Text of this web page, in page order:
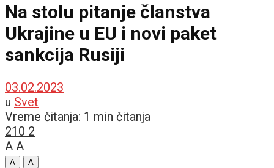
Na stolu pitanje članstva
Ukrajine u EU i novi paket
sankcija Rusiji
03.02.2023
u Svet
Vreme čitanja: 1 min čitanja
210 2
A A
A
A